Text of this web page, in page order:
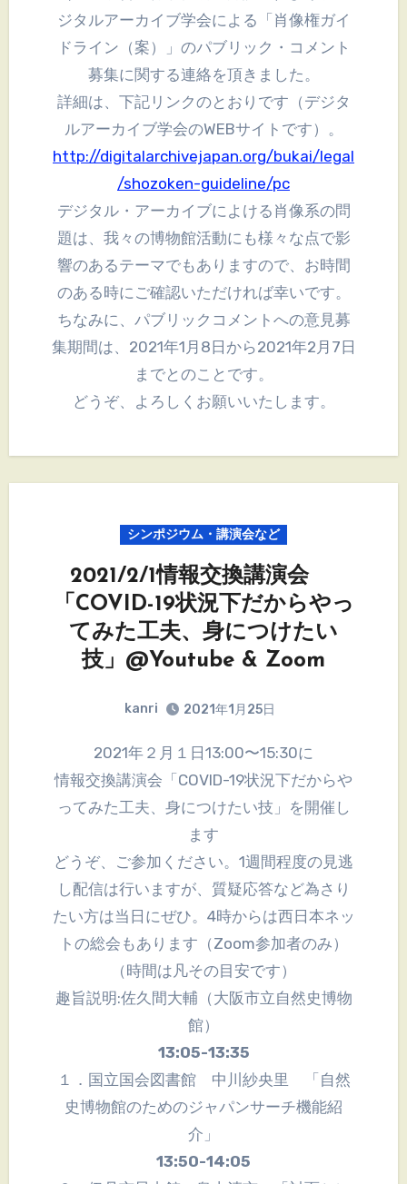
ジタルアーカイブ学会による「肖像権ガイ
ドライン（案）」のパブリック・コメント
募集に関する連絡を頂きました。
詳細は、下記リンクのとおりです（デジタ
ルアーカイブ学会のWEBサイトです）。
http://digitalarchivejapan.org/bukai/legal
/shozoken-guideline/pc
デジタル・アーカイブによける肖像系の問
題は、我々の博物館活動にも様々な点で影
響のあるテーマでもありますので、お時間
のある時にご確認いただければ幸いです。
ちなみに、パブリックコメントへの意見募
集期間は、2021年1月8日から2021年2月7日
までとのことです。
どうぞ、よろしくお願いいたします。
シンポジウム・講演会など
2021/2/1情報交換講演会
「COVID-19状況下だからやっ
てみた工夫、身につけたい
技」@Youtube & Zoom
kanri 2021年1月25日
2021年２月１日13:00〜15:30に
情報交換講演会「COVID-19状況下だからや
ってみた工夫、身につけたい技」を開催し
ます
どうぞ、ご参加ください。1週間程度の見逃
し配信は行いますが、質疑応答など為さり
たい方は当日にぜひ。4時からは西日本ネッ
トの総会もあります（Zoom参加者のみ）
（時間は凡その目安です）
趣旨説明:佐久間大輔（大阪市立自然史博物
館）
13:05-13:35
１．国立国会図書館 中川紗央里 「自然
史博物館のためのジャパンサーチ機能紹
介」
13:50-14:05